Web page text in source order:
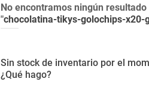
No encontramos ningún resultado
"chocolatina-tikys-golochips-x20-
Sin stock de inventario por el
¿Qué hago?